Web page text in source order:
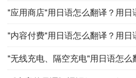
"应用商店"用日语怎么翻译？用日
"内容付费"用日语怎么翻译？用日